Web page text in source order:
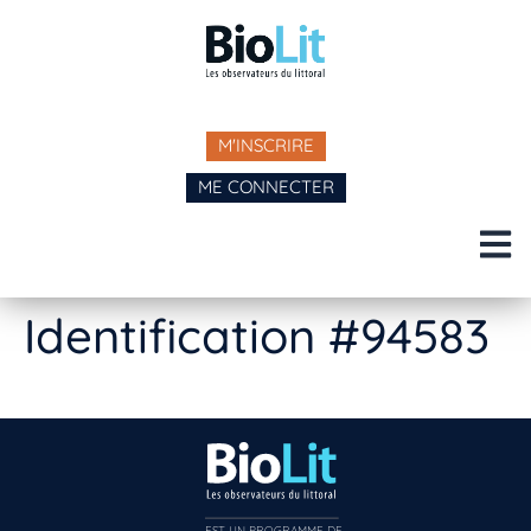
M'INSCRIRE
ME CONNECTER
Identification #94583